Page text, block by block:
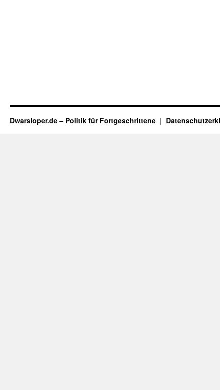
Dwarsloper.de – Politik für Fortgeschrittene